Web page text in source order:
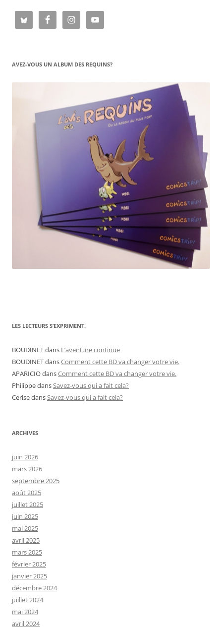
AVEZ-VOUS UN ALBUM DES REQUINS?
LES LECTEURS S’EXPRIMENT.
BOUDINETdans L’aventure continue
BOUDINETdansComment cette BD va changer votre vie.
APARICIOdansComment cette BD va changer votre vie.
PhilippedansSavez-vous qui a fait cela?
CerisedansSavez-vous qui a fait cela?
ARCHIVES
juin 2026
mars 2026
septembre 2025
août 2025
juillet 2025
juin 2025
mai 2025
avril 2025
mars 2025
février 2025
janvier 2025
décembre 2024
juillet 2024
mai 2024
avril 2024